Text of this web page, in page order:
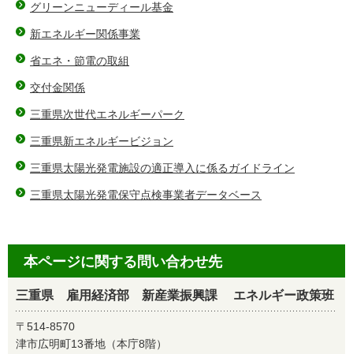
グリーンニューディール基金
新エネルギー関係事業
省エネ・節電の取組
交付金関係
三重県次世代エネルギーパーク
三重県新エネルギービジョン
三重県太陽光発電施設の適正導入に係るガイドライン
三重県太陽光発電保守点検事業者データベース
本ページに関する問い合わせ先
三重県 雇用経済部 新産業振興課 エネルギー政策班
〒514-8570
津市広明町13番地（本庁8階）